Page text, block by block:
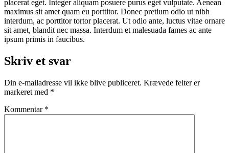
placerat eget. Integer aliquam posuere purus eget vulputate. Aenean
maximus sit amet quam eu porttitor. Donec pretium odio ut nibh
interdum, ac porttitor tortor placerat. Ut odio ante, luctus vitae ornare
sit amet, blandit nec massa. Interdum et malesuada fames ac ante
ipsum primis in faucibus.
Skriv et svar
Din e-mailadresse vil ikke blive publiceret. Krævede felter er
markeret med *
Kommentar *